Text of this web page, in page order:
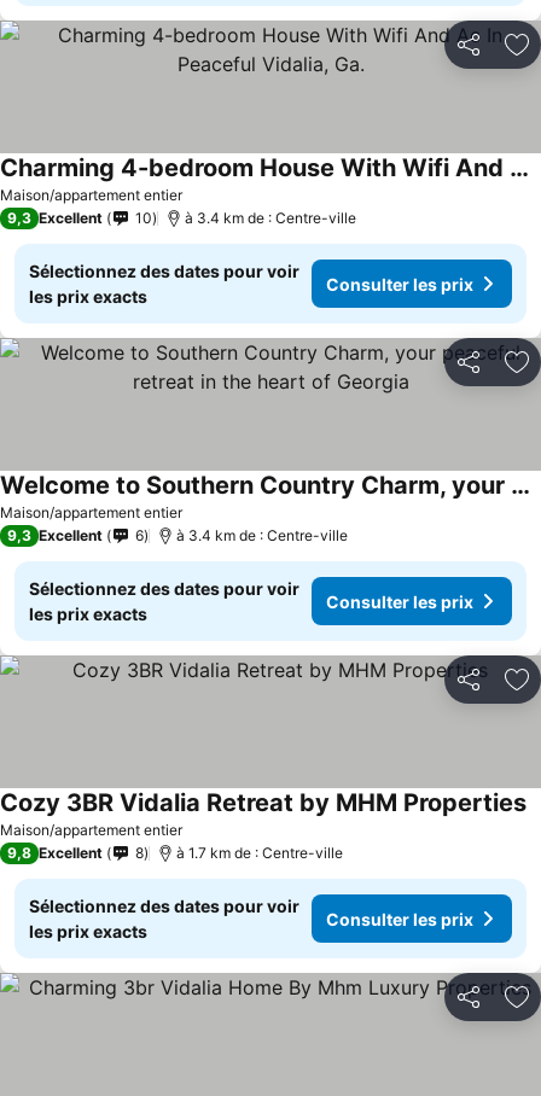
Partager
Maison/appartement entier
Charming 4-bedroom House With Wifi And Ac In Peaceful Vidalia, Ga.
9,3 Excellent 10 à 3.4 km de : Centre-ville
Sélectionnez des dates pour voir
les prix exacts
Consulter les prix
Partager
Maison/appartement entier
Welcome to Southern Country Charm, your peaceful retreat in the heart of Georgia
9,3 Excellent 6 à 3.4 km de : Centre-ville
Sélectionnez des dates pour voir
les prix exacts
Consulter les prix
Partager
Maison/appartement entier
Cozy 3BR Vidalia Retreat by MHM Properties
9,8 Excellent 8 à 1.7 km de : Centre-ville
Sélectionnez des dates pour voir
les prix exacts
Consulter les prix
Partager